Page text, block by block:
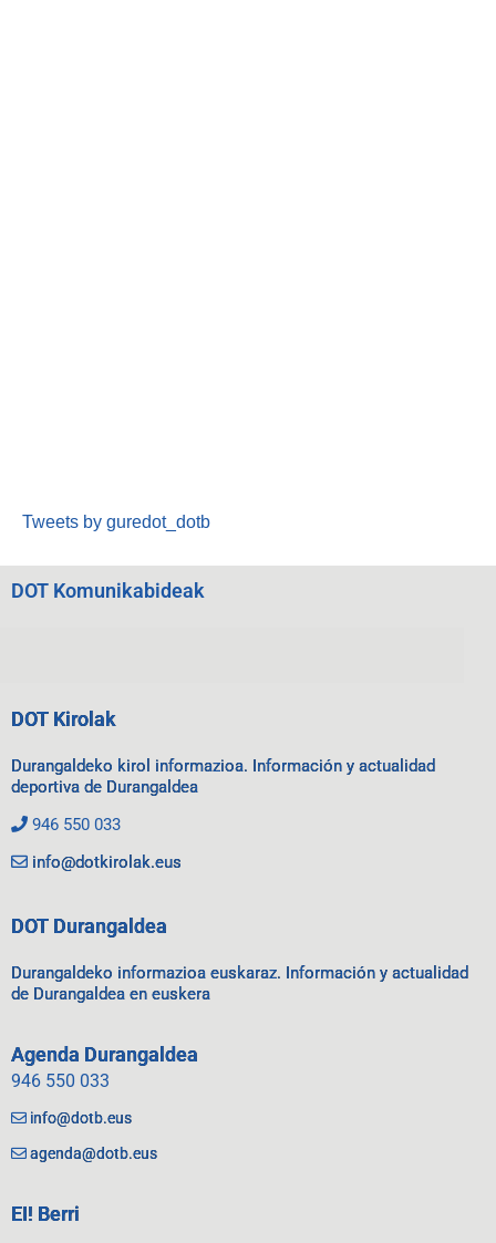
Tweets by guredot_dotb
DOT Komunikabideak
DOT Kirolak
Durangaldeko kirol informazioa. Información y actualidad
deportiva de Durangaldea
946 550 033
info@dotkirolak.eus
DOT Durangaldea
Durangaldeko informazioa euskaraz. Información y actualidad
de Durangaldea en euskera
Agenda Durangaldea
946 550 033
info@dotb.eus
agenda@dotb.eus
EI! Berri